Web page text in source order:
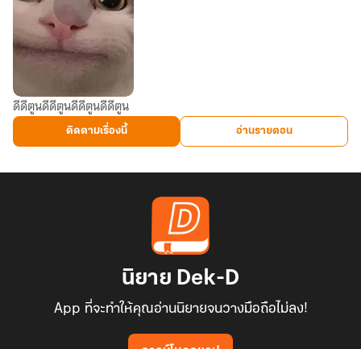
ตูน
ดีดี
ดีดีตูนดีดีตูนดีดีตูนดีดีตูน
ติดตามเรื่องนี้ อ่านรายตอน
นิยาย Dek-D
App ที่จะทำให้คุณอ่านนิยายจนวางมือถือไม่ลง!